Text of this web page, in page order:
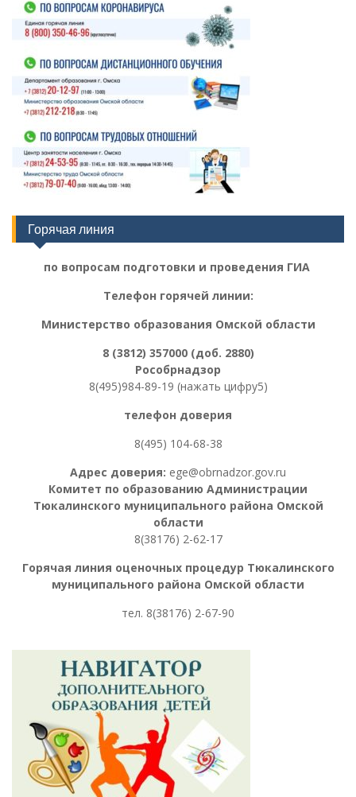
Горячая линия
по вопросам подготовки и проведения ГИА
Телефон горячей линии:
Министерство образования Омской области
8 (3812) 357000 (доб. 2880)
Рособрнадзор
8(495)984-89-19 (нажать цифру5)
телефон доверия
8(495) 104-68-38
Адрес доверия: ege@obrnadzor.gov.ru
Комитет по образованию Администрации
Тюкалинского муниципального района Омской
области
8(38176) 2-62-17
Горячая линия оценочных процедур Тюкалинского
муниципального района Омской области
тел. 8(38176) 2-67-90